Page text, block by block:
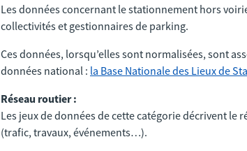
Les données concernant le stationnement hors
collectivités et gestionnaires de parking.
Ces données, lorsqu’elles sont normalisées, sont
données national : la Base Nationale des Lieux de
Réseau routier :
Les jeux de données de cette catégorie décrivent le
(trafic, travaux, événements…).